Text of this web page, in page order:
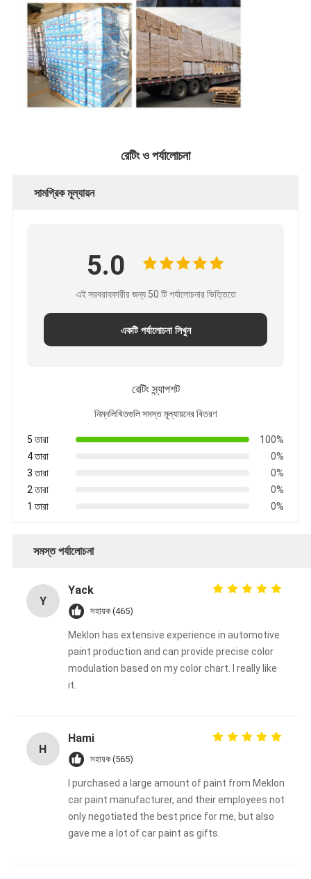
রেটিং ও পর্যালোচনা
সামগ্রিক মূল্যায়ন
5.0
এই সরবরাহকারীর জন্য 50 টি পর্যালোচনার ভিত্তিতে
একটি পর্যালোচনা লিখুন
রেটিং স্ন্যাপশট
নিম্নলিখিতগুলি সমস্ত মূল্যায়নের বিতরণ
5 তারা
100%
4 তারা
0%
3 তারা
0%
2 তারা
0%
1 তারা
0%
সমস্ত পর্যালোচনা
Y
Yack
সহায়ক (465)
Meklon has extensive experience in automotive
paint production and can provide precise color
modulation based on my color chart. I really like
it.
H
Hami
সহায়ক (565)
I purchased a large amount of paint from Meklon
car paint manufacturer, and their employees not
only negotiated the best price for me, but also
gave me a lot of car paint as gifts.